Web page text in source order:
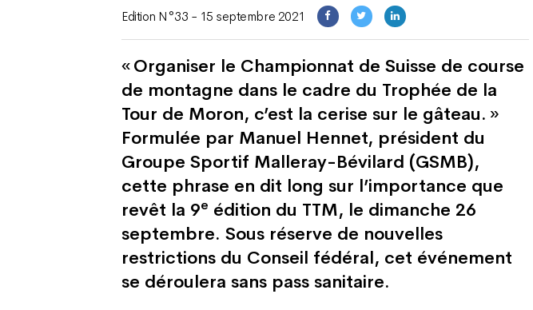
Edition N°33 - 15 septembre 2021
« Organiser le Championnat de Suisse de course
de montagne dans le cadre du Trophée de la
Tour de Moron, c’est la cerise sur le gâteau. »
Formulée par Manuel Hennet, président du
Groupe Sportif Malleray-Bévilard (GSMB),
cette phrase en dit long sur l’importance que
revêt la 9e édition du TTM, le dimanche 26
septembre. Sous réserve de nouvelles
restrictions du Conseil fédéral, cet événement
se déroulera sans pass sanitaire.